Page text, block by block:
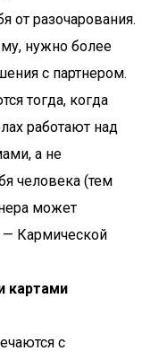
от разочарования.
нужно более
с партнером.
тогда, когда
работают над
а не
человека (тем
может
— Кармической
картами
с